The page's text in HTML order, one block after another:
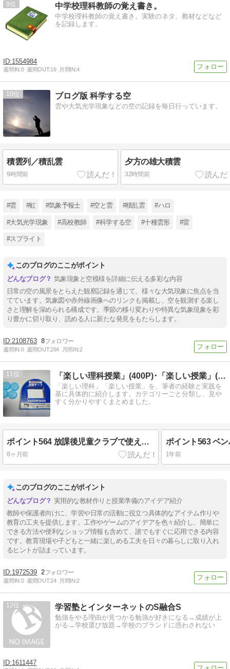
9 中学校理科教師の覚え書き。
中学校理科教師の覚え書き。実験のネタ、教材などなど
を記録します。
1554984
週間IN:0 週間OUT:16 月間IN:4
10 ブログ版 科学する空
雲や大気光学現象などの空の記録を毎日行っています。
積雲列／積乱雲
9時間前
夕方の雄大積雲
32時間前
#雲 #虹 #気象予報士 #空と雲 #積乱雲 #ハロ
#大気光学現象 #高校教師 #科学する空 #十種雲形 #雷
#スプライト
このブログのここがポイント
気象現象と空模様を詳細に伝える多彩な内容
日常の空の風景をとらえた観察記録を通じて、様々な大気現象に焦点を当
てています。気象図や赤外線画像へのリンクも掲載し、空を観測する楽し
さと理解を深められる構成です。季節の移り変わりや特異な気象現象を彩
り豊かに切り取り、読める人に新たな発見をもたらします。
2108763 8
週間IN:0 週間OUT:264 月間IN:2
11 「楽しい理科授業」(400P)･「楽しい授業」(150P)
「楽しい理科」「楽しい授業」を、筆者の経験と実践を
基に具体的に紹介します。カテゴリーごと分類し、見や
すく分かりやすくまとめました。
ポイント564 放課後児童クラブで使えるペットボトルキャップこま！！
8ヶ月前 1年前
このブログのここがポイント
実用的な教材作りと授業準備のアイデア紹介
教師や保護者向けに、学習や日常の活動に役立つ具体的なアイテム作りや
教育の工夫を提供します。工作やゲームのアイデアを色々紹介し、簡単に
できる方法や便利なショップ情報も含めて、誰でもすぐに応用できる内容
です。教育現場や子どもと一緒に楽しめる工夫を日々の暮らしに取り入れ
るヒントが詰まっています。
1972539 2
週間IN:0 週間OUT:24 月間IN:2
12 学習塾とインターネットのS融合S
勉強をやる理由が見つかる勉強が好きになる→成績が上
がる→学校選び放題→学校のブランドに惑わされない
1611447